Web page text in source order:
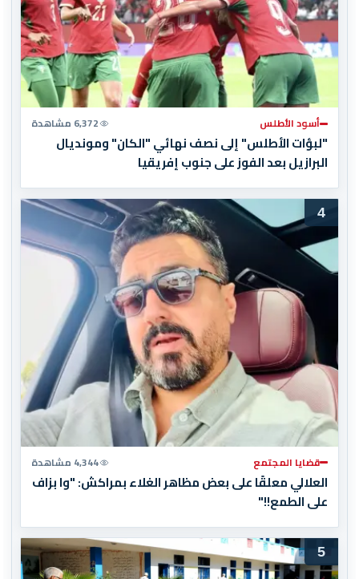
أسود الأطلس 6,372 مشاهدة
"لبؤات الأطلس" إلى نصف نهائي "الكان" ومونديال
البرازيل بعد الفوز على جنوب إفريقيا
4
قضايا المجتمع 4,344 مشاهدة
العلالي معلقًا على بعض مظاهر الغلاء بمراكش: "وا بزاف
على الطمع!!"
5